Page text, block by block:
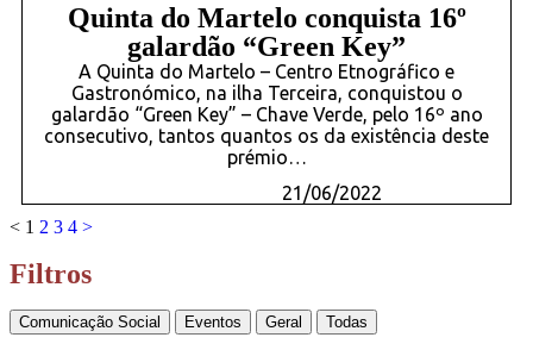
Quinta do Martelo conquista 16º
galardão “Green Key”
A Quinta do Martelo – Centro Etnográfico e
Gastronómico, na ilha Terceira, conquistou o
galardão “Green Key” – Chave Verde, pelo 16º ano
consecutivo, tantos quantos os da existência deste
prémio…
21/06/2022
< 1 2 3 4 >
Filtros
Comunicação Social Eventos Geral Todas